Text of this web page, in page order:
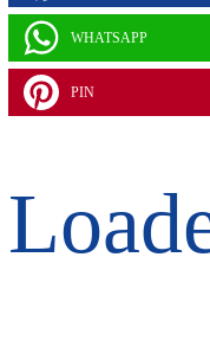
WHATSAPP
PIN